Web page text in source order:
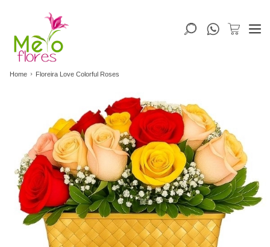
Home Floreira Love Colorful Roses